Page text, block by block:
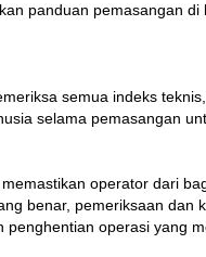
panduan pemasangan
semua indeks
selama pemasangan
operator dari
benar, pemeriksaan dan
operasi yang